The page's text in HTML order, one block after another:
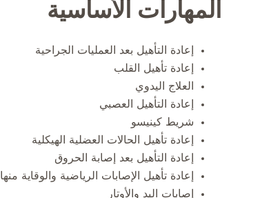
المهارات الأساسية
إعادة التأهيل بعد العمليات الجراحية
إعادة تأهيل القلب
العلاج اليدوي
إعادة التأهيل العصبي
شريط كينيسو
إعادة تأهيل الحالات العضلية الهيكلية
إعادة التأهيل بعد إصابة الحروق
إعادة تأهيل الإصابات الرياضية والوقاية منها
إصابات اليد والأوتار